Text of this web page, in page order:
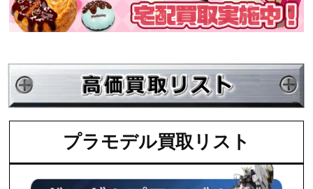
プラモデル買取リスト